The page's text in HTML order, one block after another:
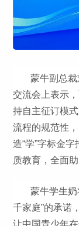
蒙牛副总
交流会上表示
持自主征订模
流程的规范性
造“学”字标金
质教育，全面
蒙牛学生
千家庭”的承诺